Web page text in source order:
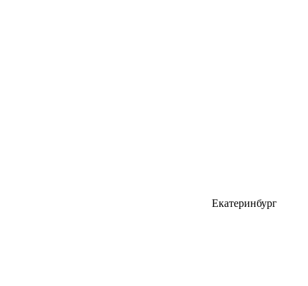
Екатеринбург